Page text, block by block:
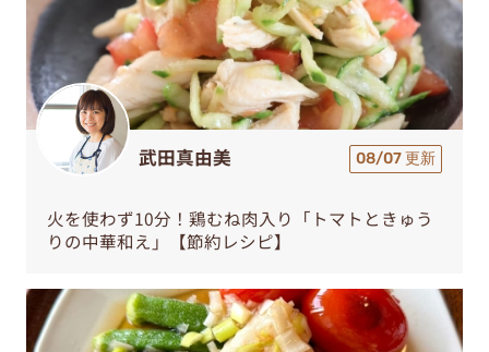
武田真由美 08/07 更新
火を使わず10分！鶏むね肉入り「トマトときゅう
りの中華和え」【節約レシピ】